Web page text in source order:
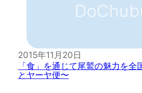
2015年11月20日
「食」を通じて尾鷲の魅力を全
とヤーヤ便〜